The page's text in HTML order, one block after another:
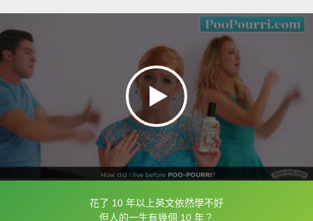
花了 10 年以上英文依然學不好
但人的一生有幾個 10 年？
框選或點兩下字幕可以直接查字典喔！